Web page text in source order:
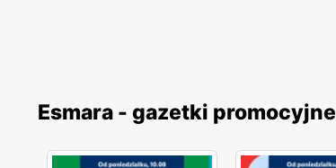
Esmara - gazetki promocyjne